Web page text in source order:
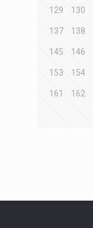
129 130
137 138
145 146
153 154
161 162